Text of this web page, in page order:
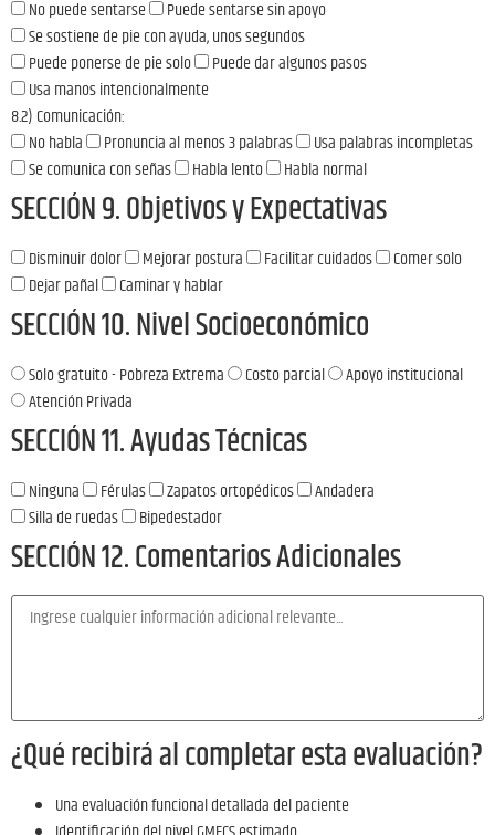
No puede sentarse
Puede sentarse sin apoyo
Se sostiene de pie con ayuda, unos segundos
Puede ponerse de pie solo
Puede dar algunos pasos
Usa manos intencionalmente
8.2) Comunicación:
No habla
Pronuncia al menos 3 palabras
Usa palabras incompletas
Se comunica con señas
Habla lento Habla normal
SECCIÓN 9. Objetivos y Expectativas
Disminuir dolor Mejorar postura Facilitar cuidados
Comer solo
Dejar pañal
Caminar y hablar
SECCIÓN 10. Nivel Socioeconómico
Solo gratuito - Pobreza Extrema Costo parcial
Apoyo institucional
Atención Privada
SECCIÓN 11. Ayudas Técnicas
Ninguna Férulas Zapatos ortopédicos
Andadera
Silla de ruedas
Bipedestador
SECCIÓN 12. Comentarios Adicionales
¿Qué recibirá al completar esta evaluación?
Una evaluación funcional detallada del paciente